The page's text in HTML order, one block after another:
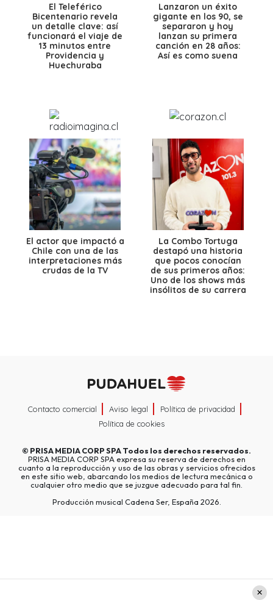
El Teleférico
Bicentenario revela
un detalle clave: así
funcionará el viaje de
13 minutos entre
Providencia y
Huechuraba
Lanzaron un éxito
gigante en los 90, se
separaron y hoy
lanzan su primera
canción en 28 años:
Así es como suena
El actor que impactó a
Chile con una de las
interpretaciones más
crudas de la TV
La Combo Tortuga
destapó una historia
que pocos conocían
de sus primeros años:
Uno de los shows más
insólitos de su carrera
Contacto comercial Aviso legal
Política de privacidad
Política de cookies
© PRISA MEDIA CORP SPATodos los derechos reservados.
PRISA MEDIA CORP SPA expresa su reserva de derechos en
cuanto a la reproducción y uso de las obras y servicios ofrecidos
en este sitio web, abarcando los medios de lectura mecánica o
cualquier otro medio que se juzgue adecuado para tal fin.
Producción musical Cadena Ser, España 2026.